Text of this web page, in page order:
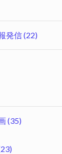
発信(22)
(35)